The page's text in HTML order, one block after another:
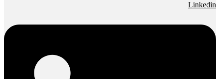
Linkedin